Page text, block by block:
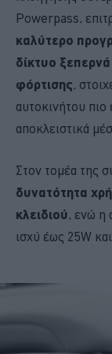
Powerpass,
καλύτερο
δίκτυο
φόρτισης,
αυτοκινήτου πιο
αποκλειστικά
Στον τομέα της
δυνατότητα
κλειδιού, ενώ η
ισχύ έως 25W